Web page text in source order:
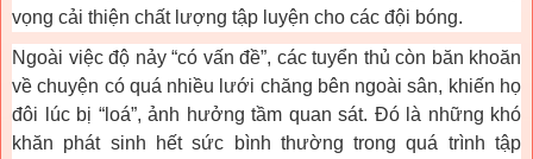
vọng cải thiện chất lượng tập luyện cho các đội bóng.
Ngoài việc độ nảy “có vấn đề”, các tuyển thủ còn băn khoăn
về chuyện có quá nhiều lưới chăng bên ngoài sân, khiến họ
đôi lúc bị “loá”, ảnh hưởng tầm quan sát. Đó là những khó
khăn phát sinh hết sức bình thường trong quá trình tập